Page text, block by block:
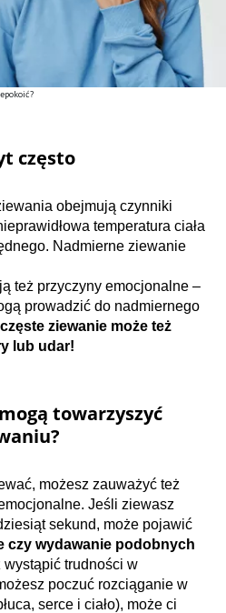
często
obejmują czynniki
temperatura ciała
Nadmierne ziewanie
też przyczyny emocjonalne –
prowadzić do nadmiernego
ziewanie może też
lub udar!
towarzyszyć
możesz zauważyć też
Jeśli ziewasz
sekund, może pojawić
czy wydawanie podobnych
wystąpić trudności w
poczuć rozciąganie w
serce i ciało), może ci